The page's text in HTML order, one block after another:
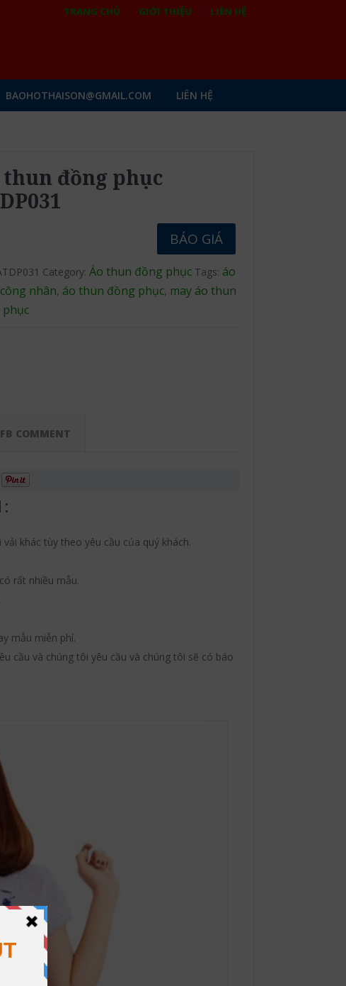
TRANG CHỦ GIỚI THIỆU LIÊN HỆ
BAOHOTHAISON@GMAIL.COM LIÊN HỆ
thun đồng phục
BÁO GIÁ
Category:Áo thun đồng phục Tags: áo
nhân, áo thun đồng phục, may áo thun
FB COMMENT
khác tùy theo yêu cầu của quý khách.
rất nhiều mẫu.
mẫu miễn phí.
cầu và chúng tôi yêu cầu và chúng tôi sẽ có báo